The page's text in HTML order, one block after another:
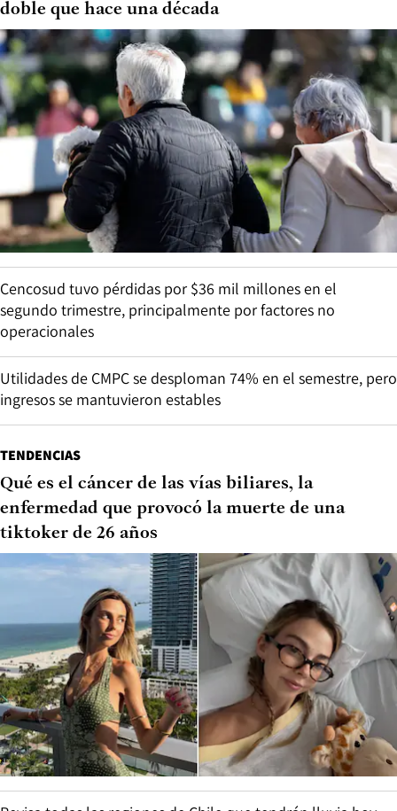
doble que hace una década
Cencosud tuvo pérdidas por $36 mil millones en el
segundo trimestre, principalmente por factores no
operacionales
Utilidades de CMPC se desploman 74% en el semestre, pero
ingresos se mantuvieron estables
TENDENCIAS
Qué es el cáncer de las vías biliares, la
enfermedad que provocó la muerte de una
tiktoker de 26 años